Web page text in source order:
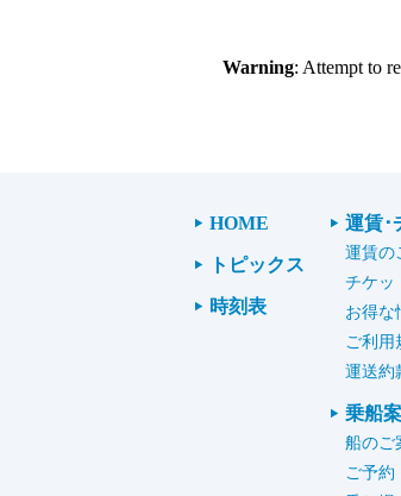
Warning: Attempt to
HOME
トピックス
時刻表
運賃･
運賃の
チケッ
お得な
ご利用
運送約
乗船
船のご
ご予約